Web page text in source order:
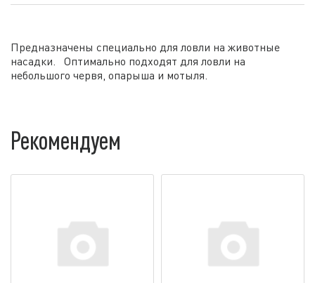
Предназначены специально для ловли на животные
насадки. Оптимально подходят для ловли на
небольшого червя, опарыша и мотыля.
Рекомендуем